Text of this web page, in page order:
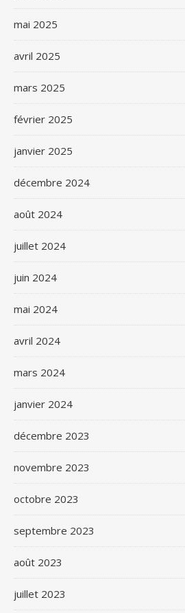
mai 2025
avril 2025
mars 2025
février 2025
janvier 2025
décembre 2024
août 2024
juillet 2024
juin 2024
mai 2024
avril 2024
mars 2024
janvier 2024
décembre 2023
novembre 2023
octobre 2023
septembre 2023
août 2023
juillet 2023